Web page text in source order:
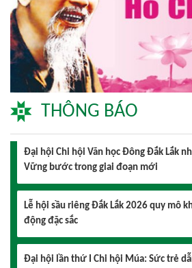
THÔNG BÁO
Đại hội lần thứ I Chi hội Nhiếp ảnh
2026 – 2031 thành công tốt đẹp
Chi hội Âm nhạc Đông Đắk Lắk tổ chức
nhiệm kỳ 2026 – 2031